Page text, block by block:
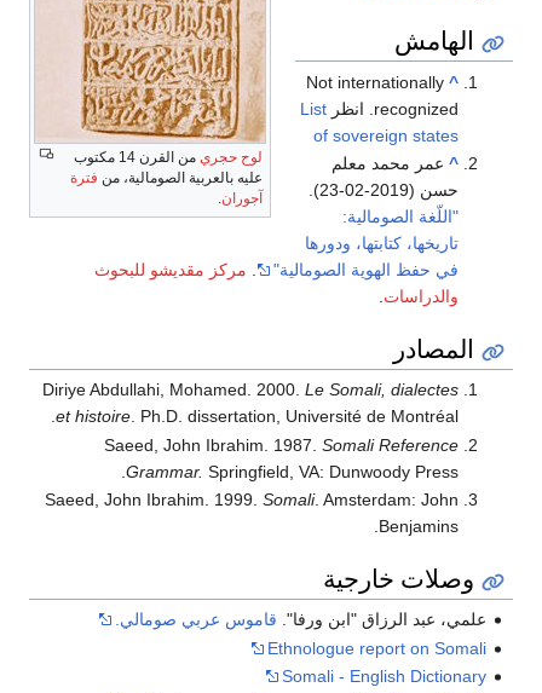
لوح حجري
من القرن 14 مكتوب
عليه بالعربية الصومالية، من فترة
آجوران.
الهامش
^
Not internationally
recognized. انظر
List
of sovereign states
^ عمر محمد معلم
حسن (2019-02-23).
"اللّغة الصومالية:
تاريخها، كتابتها، ودورها
في حفظ الهوية الصومالية"
مركز مقديشو للبحوث
والدراسات
المصادر
Diriye Abdullahi, Mohamed. 2000.Le Somali, dialectes
et histoire. Ph.D. dissertation, Université de Montréal.
Saeed, John Ibrahim. 1987.Somali Reference
Grammar. Springfield, VA: Dunwoody Press.
Saeed, John Ibrahim. 1999.Somali. Amsterdam: John
Benjamins.
وصلات خارجية
علمي‮‮، عبد‎‮ ‬الرزاق‮ "‬ابن‮ ‬ورفا". قاموس عربي صومالي.
Ethnologue report on Somali
Somali - English Dictionary